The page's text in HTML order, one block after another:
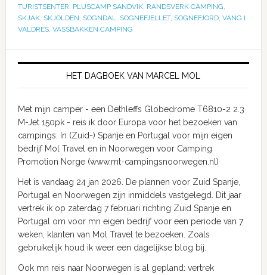
TURISTSENTER, PLUSCAMP SANDVIK, RANDSVERK CAMPING,
SKJAK, SKJOLDEN, SOGNDAL, SOGNEFJELLET, SOGNEFJORD, VANG I
VALDRES, VASSBAKKEN CAMPING
HET DAGBOEK VAN MARCEL MOL
Met mijn camper - een Dethleffs Globedrome T6810-2 2.3
M-Jet 150pk - reis ik door Europa voor het bezoeken van
campings. In (Zuid-) Spanje en Portugal voor mijn eigen
bedrijf Mol Travel en in Noorwegen voor Camping
Promotion Norge (www.mt-campingsnoorwegen.nl)
Het is vandaag 24 jan 2026. De plannen voor Zuid Spanje,
Portugal en Noorwegen zijn inmiddels vastgelegd. Dit jaar
vertrek ik op zaterdag 7 februari richting Zuid Spanje en
Portugal om voor mn eigen bedrijf voor een periode van 7
weken, klanten van Mol Travel te bezoeken. Zoals
gebruikelijk houd ik weer een dagelijkse blog bij.
Ook mn reis naar Noorwegen is al gepland: vertrek